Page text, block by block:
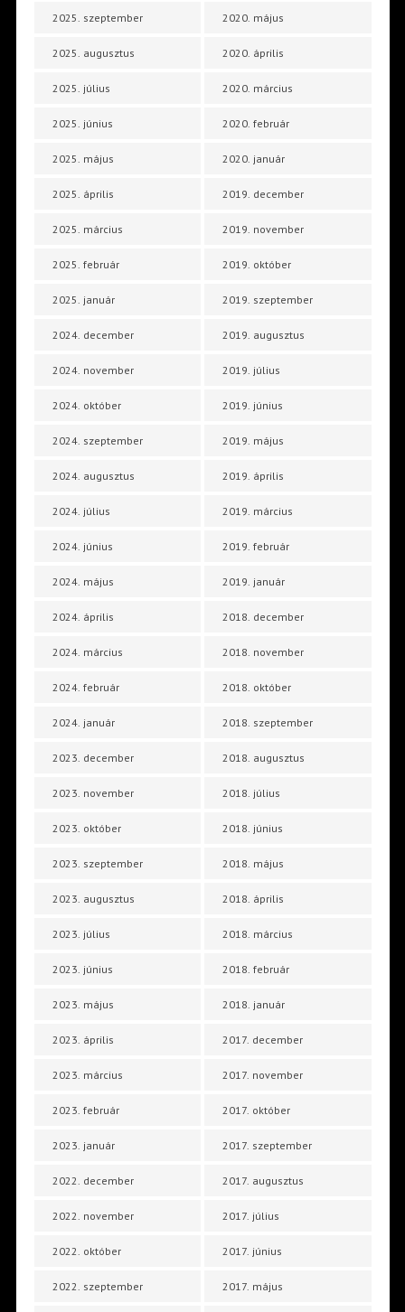
2025. szeptember
2025. augusztus
2025. július
2025. június
2025. május
2025. április
2025. március
2025. február
2025. január
2024. december
2024. november
2024. október
2024. szeptember
2024. augusztus
2024. július
2024. június
2024. május
2024. április
2024. március
2024. február
2024. január
2023. december
2023. november
2023. október
2023. szeptember
2023. augusztus
2023. július
2023. június
2023. május
2023. április
2023. március
2023. február
2023. január
2022. december
2022. november
2022. október
2022. szeptember
2020. május
2020. április
2020. március
2020. február
2020. január
2019. december
2019. november
2019. október
2019. szeptember
2019. augusztus
2019. július
2019. június
2019. május
2019. április
2019. március
2019. február
2019. január
2018. december
2018. november
2018. október
2018. szeptember
2018. augusztus
2018. július
2018. június
2018. május
2018. április
2018. március
2018. február
2018. január
2017. december
2017. november
2017. október
2017. szeptember
2017. augusztus
2017. július
2017. június
2017. május